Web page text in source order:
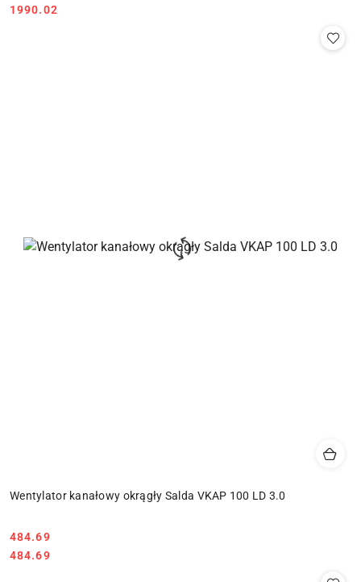
Cena:
Cena:
1990.02
Wentylator kanałowy okrągły Salda VKAP 100 LD 3.0
Cena:
484.69
Cena:
484.69